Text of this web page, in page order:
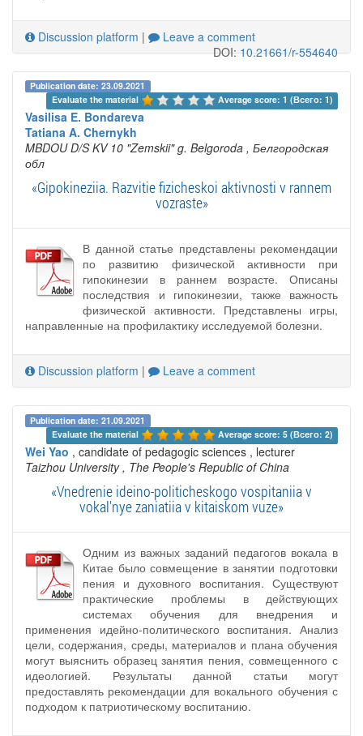
Discussion platform |
Leave a comment
DOI:10.21661/r-554640
Publication date: 23.09.2021
Evaluate the material
Average score: 1 (Всего: 1)
Vasilisa E. Bondareva
Tatiana A. Chernykh
MBDOU D/S KV 10 "Zemskii" g. Belgoroda , Белгородская
обл
«Gipokineziia. Razvitie fizicheskoi aktivnosti v rannem
vozraste»
В данной статье представлены рекомендации
по развитию физической активности при
гипокинезии в раннем возрасте. Описаны
последствия и гипокинезии, также важность
физической активности. Представлены игры,
направленные на профилактику исследуемой болезни.
Discussion platform | Leave a comment
Publication date: 21.09.2021
Evaluate the material
Average score: 5 (Всего: 2)
Wei Yao , candidate of pedagogic sciences , lecturer
Taizhou University , The People's Republic of China
«Vnedrenie ideino-politicheskogo vospitaniia v
vokal'nye zaniatiia v kitaiskom vuze»
Одним из важных заданий педагогов вокала в
Китае было совмещение в занятии подготовки
пения и духовного воспитания. Существуют
практические проблемы в действующих
системах обучения для внедрения и
применения идейно-политического воспитания. Анализ
цели, содержания, среды, материалов и плана обучения
могут выяснить образец занятия пения, совмещенного с
идеологией. Результаты данной статьи могут
предоставлять рекомендации для вокального обучения с
подходом к патриотическому воспитанию.